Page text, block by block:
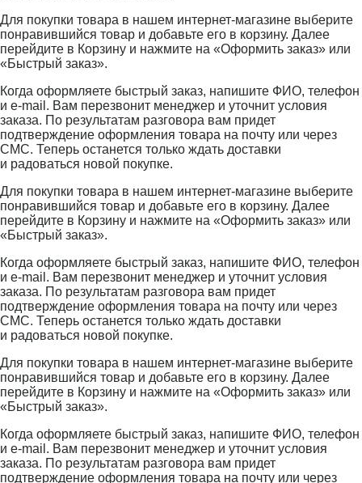
Для покупки товара в нашем интернет-магазине выберите
понравившийся товар и добавьте его в корзину. Далее
перейдите в Корзину и нажмите на «Оформить заказ» или
«Быстрый заказ».
Когда оформляете быстрый заказ, напишите ФИО, телефон
и e-mail. Вам перезвонит менеджер и уточнит условия
заказа. По результатам разговора вам придет
подтверждение оформления товара на почту или через
СМС. Теперь останется только ждать доставки
и радоваться новой покупке.
Для покупки товара в нашем интернет-магазине выберите
понравившийся товар и добавьте его в корзину. Далее
перейдите в Корзину и нажмите на «Оформить заказ» или
«Быстрый заказ».
Когда оформляете быстрый заказ, напишите ФИО, телефон
и e-mail. Вам перезвонит менеджер и уточнит условия
заказа. По результатам разговора вам придет
подтверждение оформления товара на почту или через
СМС. Теперь останется только ждать доставки
и радоваться новой покупке.
Для покупки товара в нашем интернет-магазине выберите
понравившийся товар и добавьте его в корзину. Далее
перейдите в Корзину и нажмите на «Оформить заказ» или
«Быстрый заказ».
Когда оформляете быстрый заказ, напишите ФИО, телефон
и e-mail. Вам перезвонит менеджер и уточнит условия
заказа. По результатам разговора вам придет
подтверждение оформления товара на почту или через